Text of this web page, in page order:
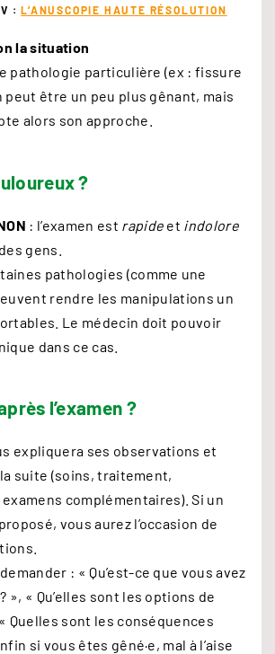
:L’ANUSCOPIE HAUTE RÉSOLUTION
la situation
pathologie particulière (ex : fissure
peut être un peu plus gênant, mais
alors son approche.
?
: l’examen est rapide et indolore
gens.
pathologies (comme une
rendre les manipulations un
Le médecin doit pouvoir
dans ce cas.
l’examen ?
expliquera ses observations et
suite (soins, traitement,
complémentaires). Si un
vous aurez l’occasion de
: « Qu’est-ce que vous avez
», « Qu’elles sont les options de
Quelles sont les conséquences
si vous êtes gêné·e, mal à l’aise